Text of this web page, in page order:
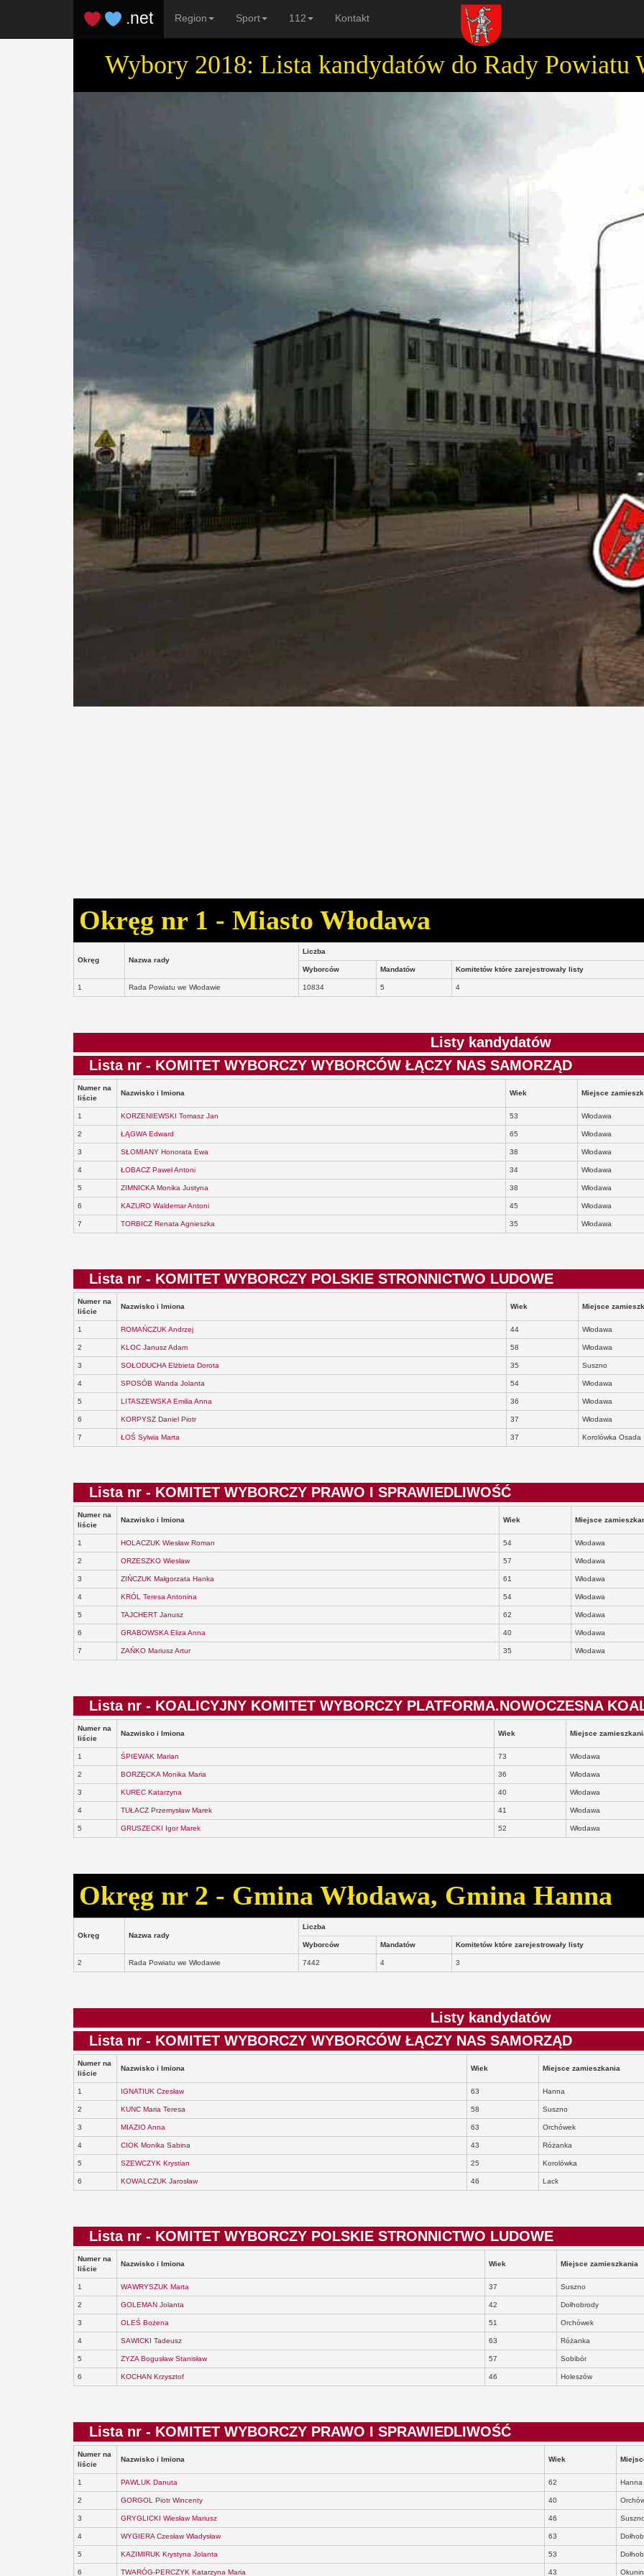
.net Region Sport 112 Kontakt
Wybory 2018: Lista kandydatów do Rady Powiatu
Okręg nr 1 - Miasto Włodawa
Okręg Nazwa rady
Liczba
Wyborców Mandatów Komitetów które zarejestrowały listy
1 Rada Powiatu we Włodawie 10834 5 4
Listy kandydatów
Lista nr - KOMITET WYBORCZY WYBORCÓW ŁĄCZY NAS SAMORZĄD
Numer na
liście
Nazwisko i Imiona Wiek Miejsce
1 KORZENIEWSKI Tomasz Jan 53 Włodawa
2 ŁĄGWA Edward 65 Włodawa
3 SŁOMIANY Honorata Ewa 38 Włodawa
4 ŁOBACZ Paweł Antoni 34 Włodawa
5 ZIMNICKA Monika Justyna 38 Włodawa
6 KAZURO Waldemar Antoni 45 Włodawa
7 TORBICZ Renata Agnieszka 35 Włodawa
Lista nr - KOMITET WYBORCZY POLSKIE STRONNICTWO LUDOWE
Numer na
liście
Nazwisko i Imiona Wiek Miejsce
1 ROMAŃCZUK Andrzej 44 Włodawa
2 KLOC Janusz Adam 58 Włodawa
3 SOŁODUCHA Elżbieta Dorota 35 Suszno
4 SPOSÓB Wanda Jolanta 54 Włodawa
5 LITASZEWSKA Emilia Anna 36 Włodawa
6 KORPYSZ Daniel Piotr 37 Włodawa
7 ŁOŚ Sylwia Marta 37 Korolówka Osada
Lista nr - KOMITET WYBORCZY PRAWO I SPRAWIEDLIWOŚĆ
Numer na
liście
Nazwisko i Imiona Wiek Miejsce
1 HOLACZUK Wiesław Roman 54 Włodawa
2 ORZESZKO Wiesław 57 Włodawa
3 ZIŃCZUK Małgorzata Hanka 61 Włodawa
4 KRÓL Teresa Antonina 54 Włodawa
5 TAJCHERT Janusz 62 Włodawa
6 GRABOWSKA Eliza Anna 40 Włodawa
7 ZAŃKO Mariusz Artur 35 Włodawa
Lista nr - KOALICYJNY KOMITET WYBORCZY PLATFORMA.NOWOCZESNA
Numer na
liście
Nazwisko i Imiona Wiek Miejsce
1 ŚPIEWAK Marian 73 Włodawa
2 BORZĘCKA Monika Maria 36 Włodawa
3 KUREC Katarzyna 40 Włodawa
4 TUŁACZ Przemysław Marek 41 Włodawa
5 GRUSZECKI Igor Marek 52 Włodawa
Okręg nr 2 - Gmina Włodawa, Gmina Hanna
Okręg Nazwa rady
Liczba
Wyborców Mandatów Komitetów które zarejestrowały listy
2 Rada Powiatu we Włodawie 7442 4 3
Listy kandydatów
Lista nr - KOMITET WYBORCZY WYBORCÓW ŁĄCZY NAS SAMORZĄD
Numer na
liście
Nazwisko i Imiona Wiek Miejsce zamieszkania
1 IGNATIUK Czesław 63 Hanna
2 KUNC Maria Teresa 58 Suszno
3 MIAZIO Anna 63 Orchówek
4 CIOK Monika Sabina 43 Różanka
5 SZEWCZYK Krystian 25 Korolówka
6 KOWALCZUK Jarosław 46 Lack
Lista nr - KOMITET WYBORCZY POLSKIE STRONNICTWO LUDOWE
Numer na
liście
Nazwisko i Imiona Wiek Miejsce zamieszkania
1 WAWRYSZUK Marta 37 Suszno
2 GOLEMAN Jolanta 42 Dołhobrody
3 OLEŚ Bożena 51 Orchówek
4 SAWICKI Tadeusz 63 Różanka
5 ZYZA Bogusław Stanisław 57 Sobibór
6 KOCHAN Krzysztof 46 Holeszów
Lista nr - KOMITET WYBORCZY PRAWO I SPRAWIEDLIWOŚĆ
Numer na
liście
Nazwisko i Imiona Wiek
1 PAWLUK Danuta 62 Hanna
2 GORGOL Piotr Wincenty 40
3 GRYGLICKI Wiesław Mariusz 46 Suszno
4 WYGIERA Czesław Władysław 63
5 KAZIMIRUK Krystyna Jolanta 53
6 TWARÓG-PERCZYK Katarzyna Maria 43